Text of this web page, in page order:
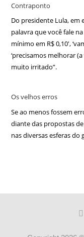
Contraponto
Do presidente Lula, em
palavra que você fale
mínimo em R$ 0,10′,
‘precisamos melhorar
muito irritado”.
Os velhos erros
Se ao menos fossem
diante das propostas
nas diversas esferas do